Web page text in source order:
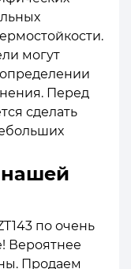
могут
определении
Перед
сделать
по очень
Вероятнее
Продаем